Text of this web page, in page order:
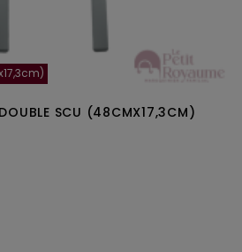
SCU (48CMX17,3CM)